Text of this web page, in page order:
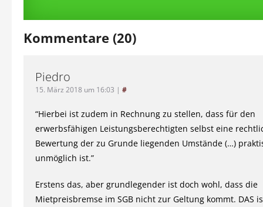
Kommentare (20)
Piedro
15. März 2018 um 16:03 | #
“Hierbei ist zudem in Rechnung zu stellen, dass für den
erwerbsfähigen Leistungsberechtigten selbst eine
Bewertung der zu Grunde liegenden Umstände (…)
unmöglich ist.”
Erstens das, aber grundlegender ist doch wohl, dass die
Mietpreisbremse im SGB nicht zur Geltung kommt. DAS